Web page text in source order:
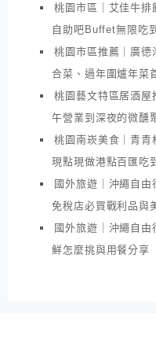
桃園市區｜艾佳牛
自助吧Buffet無限吃
桃園市區推薦｜廣
合菜、過年圍爐年菜
桃園藝文特區居酒屋
午營業到深夜的微醺
桃園南崁美食｜青
現點現做港點百匯吃
國外旅遊｜沖繩自
免稅店必買戰利品與
國外旅遊｜沖繩自
鮮怎麼挑與用餐分享